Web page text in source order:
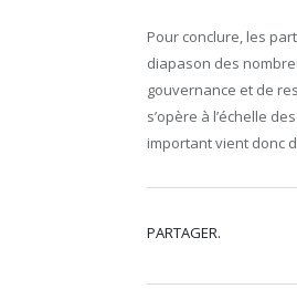
Pour conclure, les
diapason des
gouvernance et de
s’opère à l’échelle
important vient donc
PARTAGER.